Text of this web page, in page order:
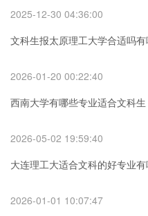
2025-12-30 04:36:00
文科生报太原理工大学合适吗
2026-01-20 00:22:40
西南大学有哪些专业适合文科生
2026-05-02 19:59:40
大连理工大适合文科的好专业
2026-01-01 10:07:47